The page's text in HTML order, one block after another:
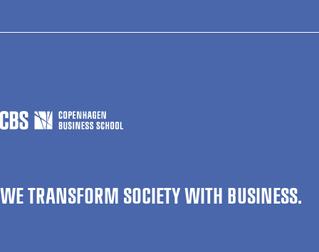
WE TRANSFORM SOCIETY WITH BUSINESS.